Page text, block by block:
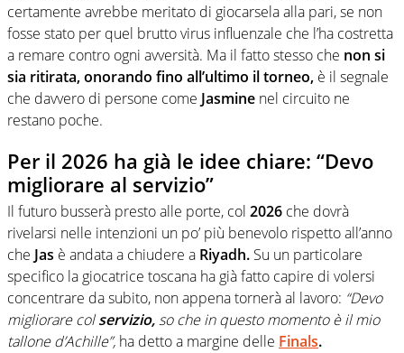
certamente avrebbe meritato di giocarsela alla pari, se non
fosse stato per quel brutto virus influenzale che l’ha costretta
a remare contro ogni avversità. Ma il fatto stesso che non si
sia ritirata, onorando fino all’ultimo il torneo, è il segnale
che davvero di persone come Jasmine nel circuito ne
restano poche.
Per il 2026 ha già le idee chiare: “Devo
migliorare al servizio”
Il futuro busserà presto alle porte, col 2026 che dovrà
rivelarsi nelle intenzioni un po’ più benevolo rispetto all’anno
che Jas è andata a chiudere a Riyadh. Su un particolare
specifico la giocatrice toscana ha già fatto capire di volersi
concentrare da subito, non appena tornerà al lavoro: “Devo
migliorare colservizio,so che in questo momento è il mio
tallone d’Achille”, ha detto a margine delle Finals.